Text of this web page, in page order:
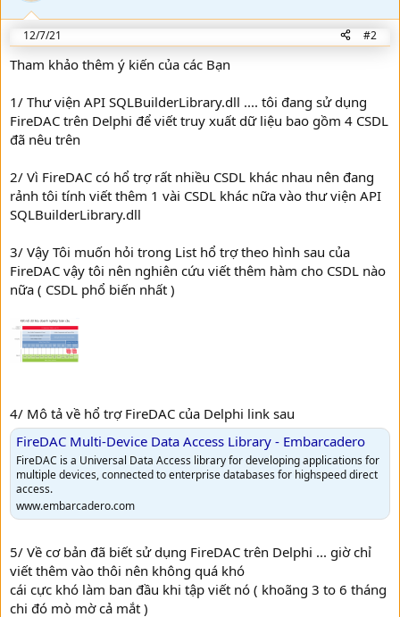
n
:
12/7/21 #2
Tham khảo thêm ý kiến của các Bạn
1/ Thư viện API SQLBuilderLibrary.dll .... tôi đang sử dụng
FireDAC trên Delphi để viết truy xuất dữ liệu bao gồm 4 CSDL
đã nêu trên
2/ Vì FireDAC có hổ trợ rất nhiều CSDL khác nhau nên đang
rảnh tôi tính viết thêm 1 vài CSDL khác nữa vào thư viện API
SQLBuilderLibrary.dll
3/ Vậy Tôi muốn hỏi trong List hổ trợ theo hình sau của
FireDAC vậy tôi nên nghiên cứu viết thêm hàm cho CSDL nào
nữa ( CSDL phổ biến nhất )
4/ Mô tả về hổ trợ FireDAC của Delphi link sau
FireDAC Multi-Device Data Access Library - Embarcadero
FireDAC is a Universal Data Access library for developing applications for
multiple devices, connected to enterprise databases for highspeed direct
access.
www.embarcadero.com
5/ Về cơ bản đã biết sử dụng FireDAC trên Delphi ... giờ chỉ
viết thêm vào thôi nên không quá khó
cái cực khó làm ban đầu khi tập viết nó ( khoãng 3 to 6 tháng
chi đó mò mờ cả mắt )